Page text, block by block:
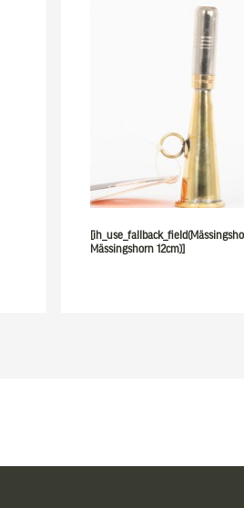
Mässingshorn 12cm)]